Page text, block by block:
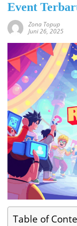
Event
Zona Topup
Juni 26, 2025
Table of